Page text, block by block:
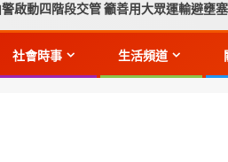
籲善用大眾運輸避壅塞
社會時事 生活頻道